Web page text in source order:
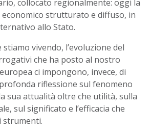
collocato regionalmente: oggi la
economico strutturato e diffuso, in
allo Stato.
vivendo, l’evoluzione del
che ha posto al nostro
ci impongono, invece, di
riflessione sul fenomeno
sua attualità oltre che utilità, sulla
sul significato e l’efficacia che
strumenti.